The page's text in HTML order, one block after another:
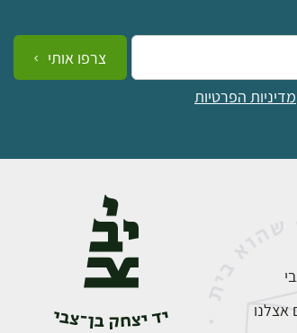
מדיניות הפרטיות
צרפו אותי
אצלנו